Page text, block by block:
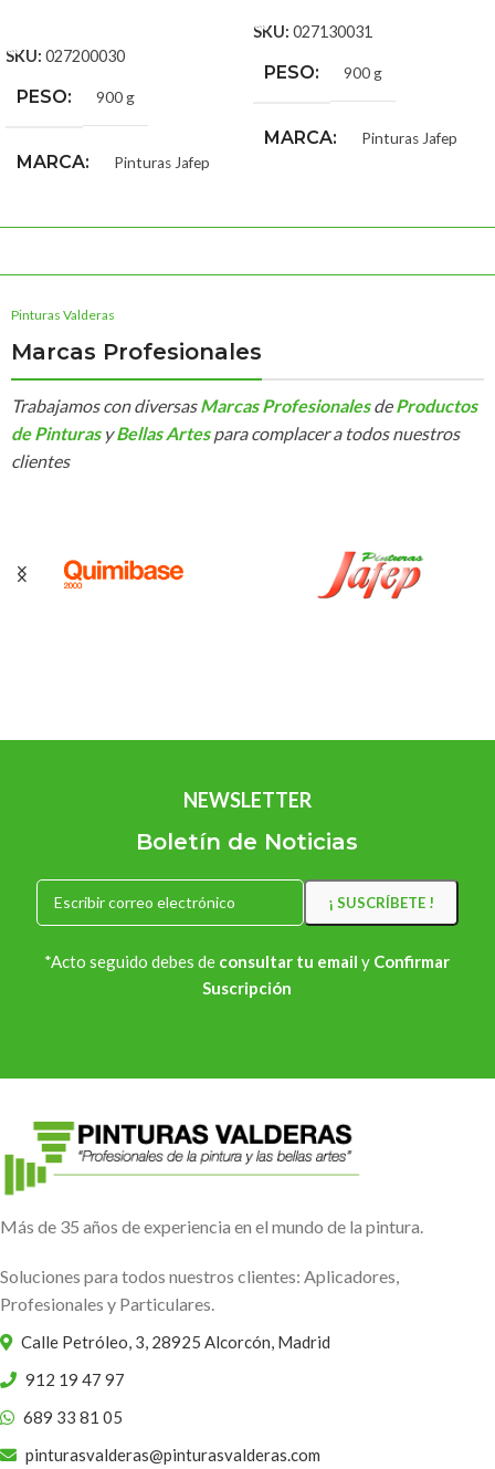
SKU: 027200030
PESO 900 g
MARCA Pinturas Jafep
SKU: 027130031
PESO 900 g
MARCA Pinturas Jafep
Pinturas Valderas
Marcas Profesionales
Trabajamos con diversasMarcas Profesionales deProductos
de Pinturas yBellas Artespara complacer a todos nuestros
clientes
NEWSLETTER
Boletín de Noticias
*Acto seguido debes de consultar tu email y Confirmar
Suscripción
Más de 35 años de experiencia en el mundo de la pintura.
Soluciones para todos nuestros clientes: Aplicadores,
Profesionales y Particulares.
Calle Petróleo, 3, 28925 Alcorcón, Madrid
912 19 47 97
689 33 81 05
pinturasvalderas@pinturasvalderas.com